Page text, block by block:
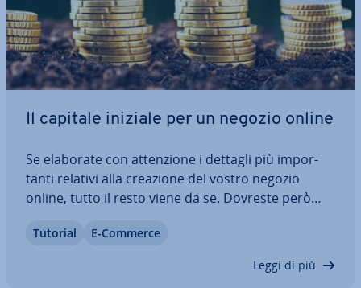
Il capitale iniziale per un negozio online
Se elaborate con at­ten­zio­ne i dettagli più im­por­
tan­ti relativi alla creazione del vostro negozio
online, tutto il resto viene da se. Dovreste però
un capitale iniziale e solo un piano fi­nan­zia­rio
Tutorial E-Commerce
Leggi di più